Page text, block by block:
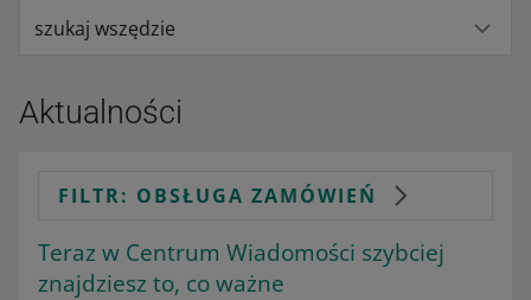
szukaj wszędzie
Aktualności
FILTR: OBSŁUGA ZAMÓWIEŃ
Teraz w Centrum Wiadomości szybciej
znajdziesz to, co ważne